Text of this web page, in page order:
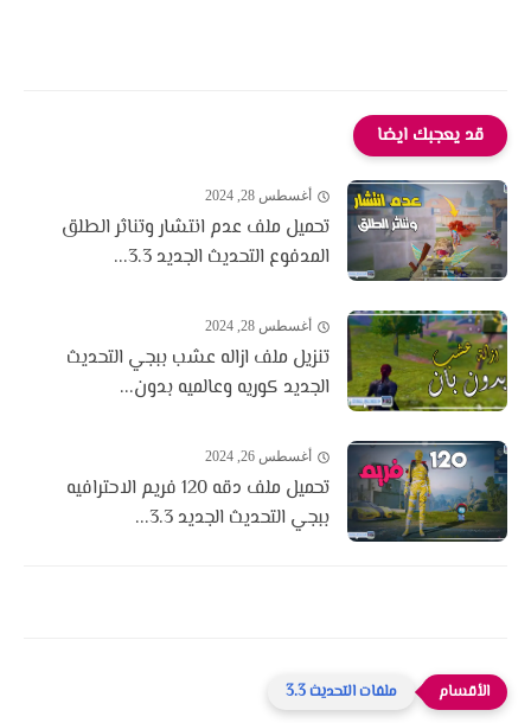
قد يعجبك ايضا
أغسطس 28, 2024
تحميل ملف عدم انتشار وتناثر الطلق
المدفوع التحديث الجديد 3.3...
أغسطس 28, 2024
تنزيل ملف ازاله عشب ببجي التحديث
الجديد كوريه وعالميه بدون...
أغسطس 26, 2024
تحميل ملف دقه 120 فريم الاحترافيه
ببجي التحديث الجديد 3.3...
ملفات التحديث 3.3